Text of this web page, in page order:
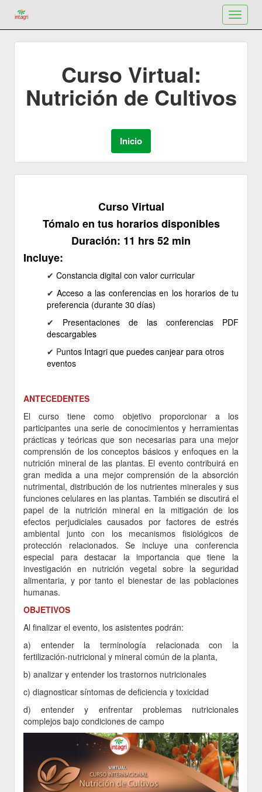
Toggle
Curso Virtual:
Nutrición de Cultivos
Curso Virtual
Tómalo en tus horarios disponibles
Duración: 11 hrs 52 min
Incluye:
✔ ​ Constancia digital con valor curricular
✔Acceso a las conferencias en los horarios de tu
preferencia (durante 30 días)
✔ Presentaciones de las conferencias PDF
descargables
✔ Puntos Intagri que puedes canjear para otros
eventos
ANTECEDENTES
El curso tiene como objetivo proporcionar a los
participantes una serie de conocimientos y herramientas
prácticas y teóricas que son necesarias para una mejor
comprensión de los conceptos básicos y enfoques en la
nutrición mineral de las plantas. El evento contribuirá en
gran medida a una mejor comprensión de la absorción
nutrimental, distribución de los nutrientes minerales y sus
funciones celulares en las plantas. También se discutirá el
papel de la nutrición mineral en la mitigación de los
efectos perjudiciales causados ​​por factores de estrés
ambiental junto con los mecanismos fisiológicos de
protección relacionados. Se incluye una conferencia
especial para destacar la importancia que tiene la
investigación en nutrición vegetal sobre la seguridad
alimentaria, y por tanto el bienestar de las poblaciones
humanas.
OBJETIVOS
Al finalizar el evento, los asistentes podrán:
a) entender la terminología relacionada con la
fertilización-nutricional y mineral común de la planta,
b) analizar y entender los trastornos nutricionales
c) diagnosticar síntomas de deficiencia y toxicidad
d) entender y enfrentar problemas nutricionales
complejos bajo condiciones de campo